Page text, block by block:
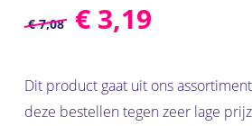
€7,08 € 3,19
Dit product gaat uit ons
deze bestellen tegen zeer lage